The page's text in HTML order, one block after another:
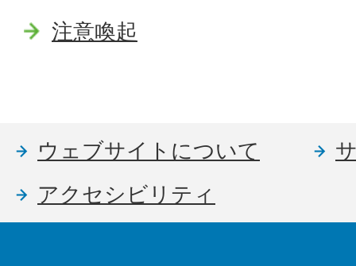
注意喚起
ウェブサイトについて
アクセシビリティ